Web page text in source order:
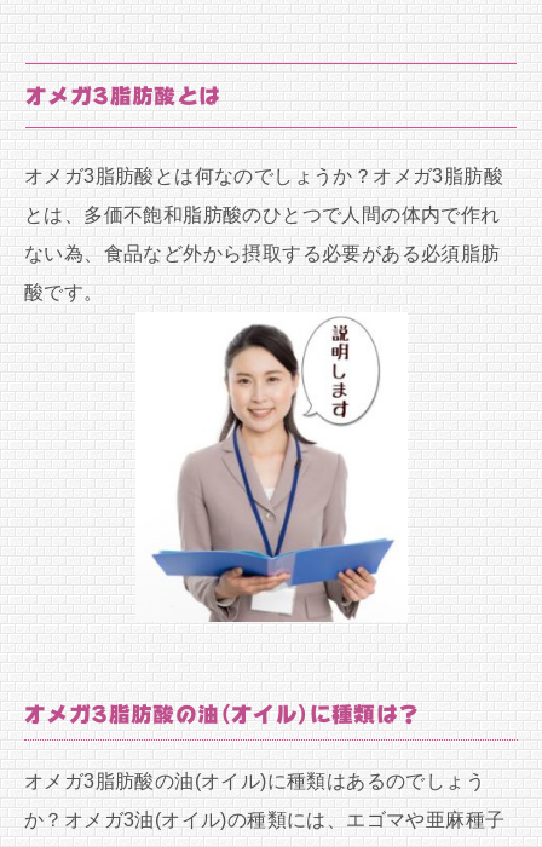
オメガ3脂肪酸とは
オメガ3脂肪酸とは何なのでしょうか？オメガ3脂肪酸
とは、多価不飽和脂肪酸のひとつで人間の体内で作れ
ない為、食品など外から摂取する必要がある必須脂肪
酸です。
オメガ3脂肪酸の油(オイル)に種類は？
オメガ3脂肪酸の油(オイル)に種類はあるのでしょう
か？オメガ3油(オイル)の種類には、エゴマや亜麻種子